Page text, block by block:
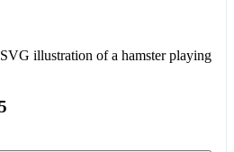
illustration of a hamster playing